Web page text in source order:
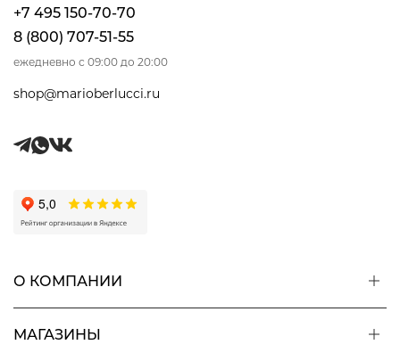
+7 495 150-70-70
8 (800) 707-51-55
ежедневно с 09:00 до 20:00
shop@marioberlucci.ru
О КОМПАНИИ
МАГАЗИНЫ